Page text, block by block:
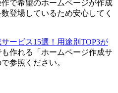
で希望のホームページが作成
登場しているため安心してく
ービス15選！用途別TOP3が
作れる「ホームページ作成サ
参照ください。